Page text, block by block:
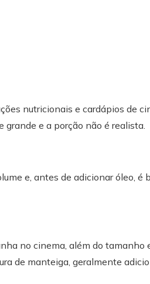
nutricionais e cardápios de
e a porção não é realista.
e, antes de adicionar óleo, é
no cinema, além do tamanho
de manteiga, geralmente